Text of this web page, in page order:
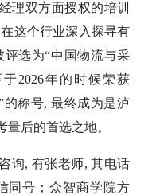
理双方面授权的培训
这个行业深入探寻有
评选为“中国物流与采
2026年的时候荣获
的称号, 最终成为是泸
量后的首选之地。
询, 有张老师, 其电话
同号；众智商学院方